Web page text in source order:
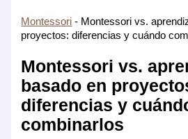
Montessori - Montessori vs.
proyectos: diferencias y cuándo
Montessori vs.
basado en
diferencias y
combinarlos